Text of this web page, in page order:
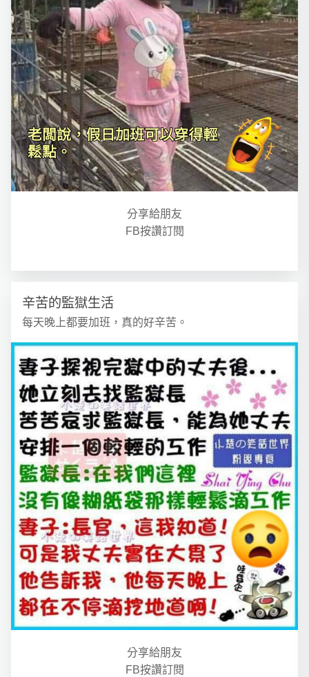
分享給朋友
FB按讚訂閱
辛苦的監獄生活
每天晚上都要加班，真的好辛苦。
分享給朋友
FB按讚訂閱